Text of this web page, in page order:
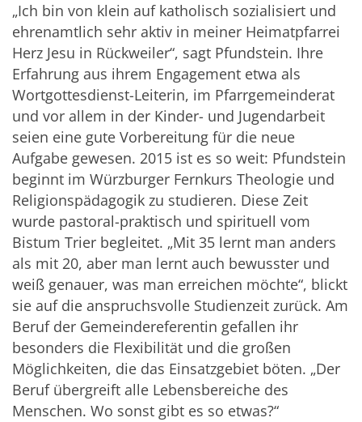
„Ich bin von klein auf katholisch sozialisiert und
ehrenamtlich sehr aktiv in meiner Heimatpfarrei
Herz Jesu in Rückweiler“, sagt Pfundstein. Ihre
Erfahrung aus ihrem Engagement etwa als
Wortgottesdienst-Leiterin, im Pfarrgemeinderat
und vor allem in der Kinder- und Jugendarbeit
seien eine gute Vorbereitung für die neue
Aufgabe gewesen. 2015 ist es so weit: Pfundstein
beginnt im Würzburger Fernkurs Theologie und
Religionspädagogik zu studieren. Diese Zeit
wurde pastoral-praktisch und spirituell vom
Bistum Trier begleitet. „Mit 35 lernt man anders
als mit 20, aber man lernt auch bewusster und
weiß genauer, was man erreichen möchte“, blickt
sie auf die anspruchsvolle Studienzeit zurück. Am
Beruf der Gemeindereferentin gefallen ihr
besonders die Flexibilität und die großen
Möglichkeiten, die das Einsatzgebiet böten. „Der
Beruf übergreift alle Lebensbereiche des
Menschen. Wo sonst gibt es so etwas?“